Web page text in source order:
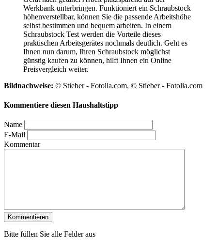
Werkbank unterbringen. Funktioniert ein Schraubstock
höhenverstellbar, können Sie die passende Arbeitshöhe
selbst bestimmen und bequem arbeiten. In einem
Schraubstock Test werden die Vorteile dieses
praktischen Arbeitsgerätes nochmals deutlich. Geht es
Ihnen nun darum, Ihren Schraubstock möglichst
günstig kaufen zu können, hilft Ihnen ein Online
Preisvergleich weiter.
Bildnachweise: © Stieber - Fotolia.com, © Stieber - Fotolia.com
Kommentiere diesen Haushaltstipp
Name
E-Mail
Kommentar
Bitte füllen Sie alle Felder aus